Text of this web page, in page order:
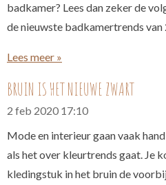
badkamer? Lees dan zeker de
de nieuwste badkamertrends van
Lees meer »
BRUIN IS HET NIEUWE ZWART
2 feb 2020 17:10
Mode en interieur gaan vaak
als het over kleurtrends gaat. Je
kledingstuk in het bruin de